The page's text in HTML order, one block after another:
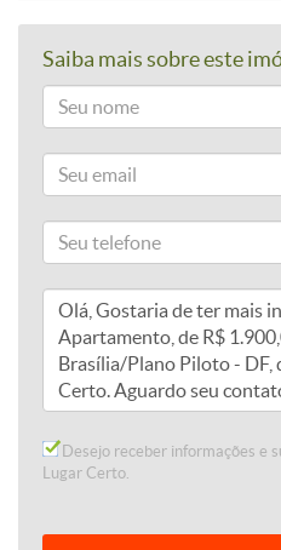
Saiba mais sobre este
Desejo receber informações e
Lugar Certo.